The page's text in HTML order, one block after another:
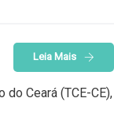
Leia Mais
Ceará (TCE-CE),